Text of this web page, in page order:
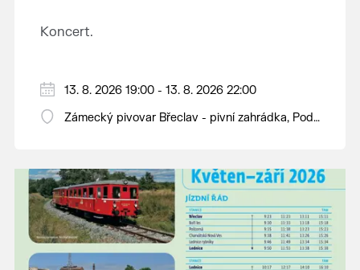
Koncert.
13. 8. 2026 19:00 - 13. 8. 2026 22:00
Zámecký pivovar Břeclav - pivní zahrádka, Pod